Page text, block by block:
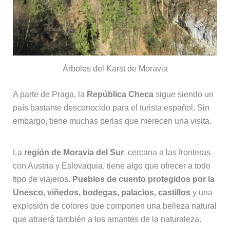
Árboles del Karst de Moravia
A parte de Praga, la República Checasigue siendo un
país bastante desconocido para el turista español. Sin
embargo, tiene muchas perlas que merecen una visita.
La región de Moravia del Sur, cercana a las fronteras
con Austria y Eslovaquia, tiene algo que ofrecer a todo
tipo de viajeros. Pueblos de cuento protegidos por la
Unesco, viñedos, bodegas, palacios, castillosy una
explosión de colores que componen una belleza natural
que atraerá también a los amantes de la naturaleza.